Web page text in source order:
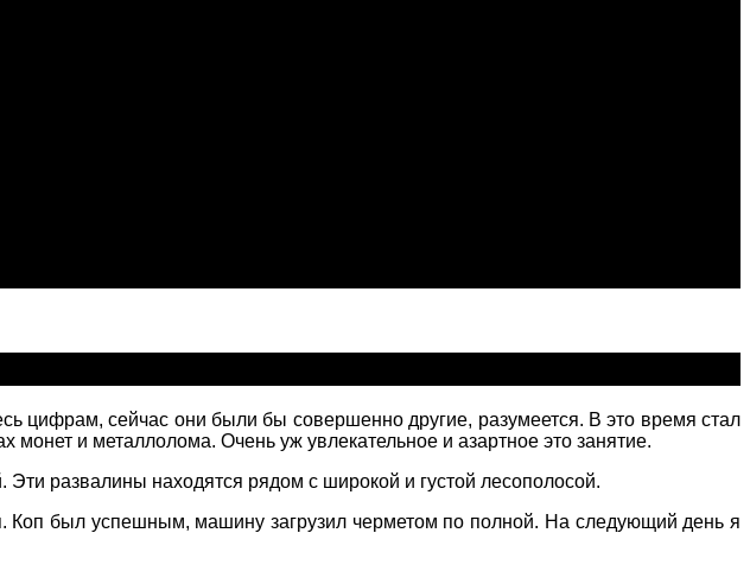
цифрам, сейчас они были бы совершенно другие, разумеется. В это время стал
и металлолома. Очень уж увлекательное и азартное это занятие.
развалины находятся рядом с широкой и густой лесополосой.
Коп был успешным, машину загрузил черметом по полной. На следующий день я